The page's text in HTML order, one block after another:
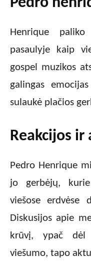
Henrique
pasaulyje kaip
gospel muzikos
galingas
sulaukė plačios
Reakcijos
Pedro Henrique
jo gerbėjų,
viešose erdvėse
Diskusijos apie
krūvį, ypač dėl
viešumo, tapo